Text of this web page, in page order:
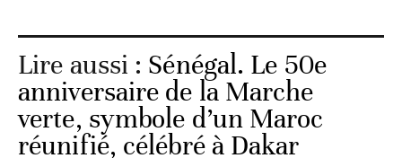
Lire aussi : Sénégal. Le 50e
anniversaire de la Marche
verte, symbole d’un Maroc
réunifié, célébré à Dakar